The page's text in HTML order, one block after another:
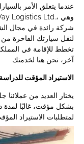
عندما يتعلق الأمر
شركة رائدة في مجال
لنقل سيارتك الفاخرة
تخطط للإقامة في
آخر، نحن هنا لخدمتك
:الاستيراد المؤقت
يختار العديد من عملائنا
بشكل مؤقت، غالبًا لمدة
لمتطلبات الاستيراد